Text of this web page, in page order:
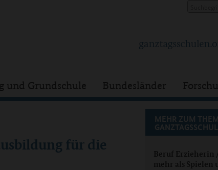
und Grundschule Bundesländer
für die
MEHR ZUM
Beruf Erzieherin
mehr als Spielen